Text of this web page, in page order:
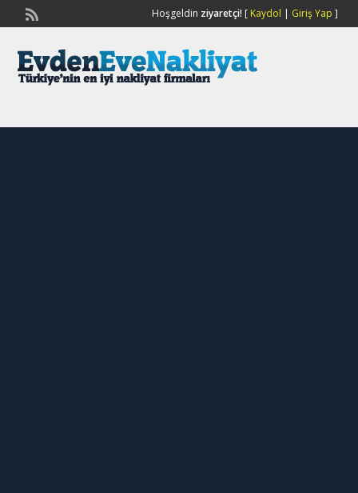
Hoşgeldin ziyaretçi![ Kaydol | Giriş Yap ]